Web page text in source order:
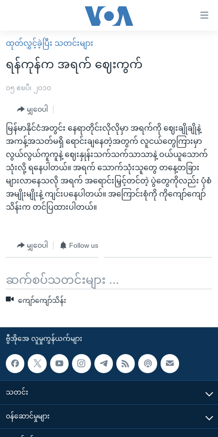
လွယ်ကူ
စေ
Link
များ
ပင်မ
အကြောင်းအရာ
သို့
ကျော်
ကြည့်
ရန်
ပင်မ
စာမျက်နှာ
ကြည့်
ရန်
ရန်
နေရာ
ကျော်
ရန်
မူလစာမျက်နှာ
မြန်မာ
ကမ္ဘာ့သတင်းများ
နိုင်ငံတကာ
အမေရိကန်
တရုတ်
အစ္စရေး-ပါလက်စတိုင်း
သတင်းလွတ်လပ်ခွင့်
ရပ်ဝန်းတခု လမ်းတခု အလွန်
အင်္ဂလိပ်စာလေ့လာမယ်
အမေရိကန်သုံးအီဒီယံ
မကြေးမုံရဲ့ အင်္ဂလိပ်စာ
ရုပ်ရှင်ထဲက အင်္ဂလိပ်စာ
အပတ်စဉ်ကဏ္ဍများ
ရေဒီယို
တီဗွီ
ရေဒီယိုနှင့်ရုပ်သံ အချက်အလက်များ
ရေဒီယို/တီဗွီအစီအစဉ်
ဘာသာစကားများ
ထုတ်လွှင့်ခဲ့ပြီး သတင်းများ
ရန်ကုန်က အရက် ဈေးကွက်
၀၅ ဧၿပီ၊ ၂၀၁၀
မျှဝေပါ
မြန်မာနိုင်ငံအတွင်း နေရာတိုင်းလိုလိုမှာ အရက်ကို ဈေးချိုချိုနဲ့
အကန့်အသတ်မရှိ ရောင်းချနေတဲ့အတွက် လူငယ်တွေကြားမှာ
လွယ်လွယ်ကူကူနဲ့ ဈေးနှုန်းသက်သက်သာသာနဲ့ ဝယ်ယူသောက်
သုံးလို့ ရနေပါတယ်။ အရက် သောက်သုံးသူတွေ တနေ့တခြား
များလာနေသလို အရက် အရောင်းမြှင့်တင်တဲ့ ပွဲတွေကိုလည်း ပုံစံ
အမျိုးမျိုးနဲ့ ကျင်းပနေပါတယ်။ အကြောင်းစုံကို ကိုကျော်ကျော်
သိန်းက တင်ပြထားပါတယ်။
မျှဝေပါ Follow us
ဆက်စပ်သတင်းများ ...
ကျော်ကျော်သိန်း
ဗွီအိုအေ လူမှုကွန်ယက်များ
သတင်း
၀န်ဆောင်မှုများ